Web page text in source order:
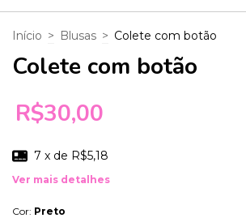
Início > Blusas > Colete com botão
Colete com botão
R$30,00
7 x de R$5,18
Ver mais detalhes
Cor: Preto